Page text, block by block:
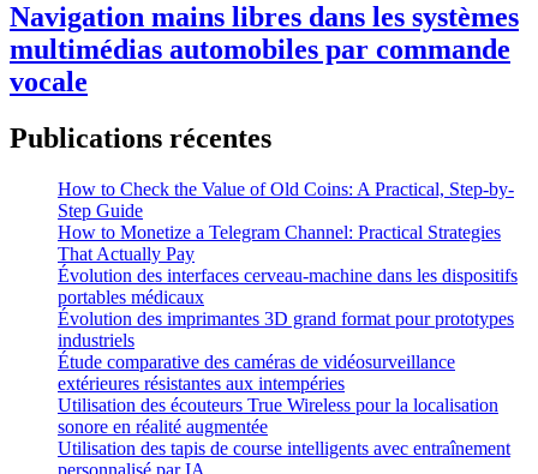
Navigation mains libres dans les systèmes
multimédias automobiles par commande
vocale
Publications récentes
How to Check the Value of Old Coins: A Practical, Step-by-
Step Guide
How to Monetize a Telegram Channel: Practical Strategies
That Actually Pay
Évolution des interfaces cerveau-machine dans les dispositifs
portables médicaux
Évolution des imprimantes 3D grand format pour prototypes
industriels
Étude comparative des caméras de vidéosurveillance
extérieures résistantes aux intempéries
Utilisation des écouteurs True Wireless pour la localisation
sonore en réalité augmentée
Utilisation des tapis de course intelligents avec entraînement
personnalisé par IA